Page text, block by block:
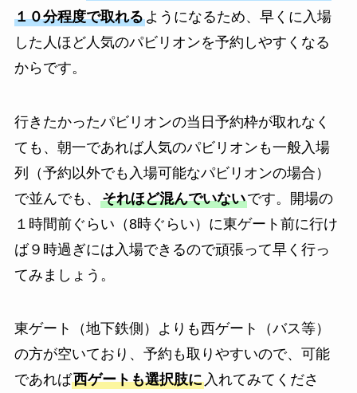
１０分程度で取れるようになるため、早くに入場
した人ほど人気のパビリオンを予約しやすくなる
からです。
行きたかったパビリオンの当日予約枠が取れなく
ても、朝一であれば人気のパビリオンも一般入場
列（予約以外でも入場可能なパビリオンの場合）
で並んでも、 それほど混んでいないです。開場の
１時間前ぐらい（8時ぐらい）に東ゲート前に行け
ば９時過ぎには入場できるので頑張って早く行っ
てみましょう。
東ゲート（地下鉄側）よりも西ゲート（バス等）
の方が空いており、予約も取りやすいので、可能
であれば西ゲートも選択肢に入れてみてくださ